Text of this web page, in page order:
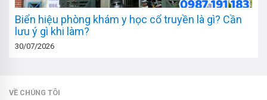
Biển hiệu phòng khám y học cổ truyền là gì? Cần
lưu ý gì khi làm?
30/07/2026
VỀ CHÚNG TÔI